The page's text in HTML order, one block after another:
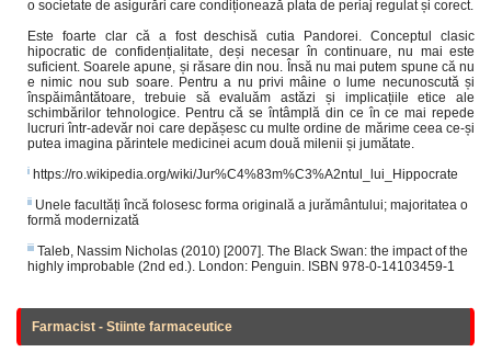
o societate de asigurări care condiționează plata de periaj regulat și corect.
Este foarte clar că a fost deschisă cutia Pandorei. Conceptul clasic
hipocratic de confidențialitate, deși necesar în continuare, nu mai este
suficient. Soarele apune, și răsare din nou. Însă nu mai putem spune că nu
e nimic nou sub soare. Pentru a nu privi mâine o lume necunoscută și
înspăimântătoare, trebuie să evaluăm astăzi și implicațiile etice ale
schimbărilor tehnologice. Pentru că se întâmplă din ce în ce mai repede
lucruri într-adevăr noi care depășesc cu multe ordine de mărime ceea ce-și
putea imagina părintele medicinei acum două milenii și jumătate.
i https://ro.wikipedia.org/wiki/Jur%C4%83m%C3%A2ntul_lui_Hippocrate
ii Unele facultăți încă folosesc forma originală a jurământului; majoritatea o
formă modernizată
iii Taleb, Nassim Nicholas (2010) [2007]. The Black Swan: the impact of the
highly improbable (2nd ed.). London: Penguin. ISBN 978-0-14103459-1
Farmacist - Stiinte farmaceutice